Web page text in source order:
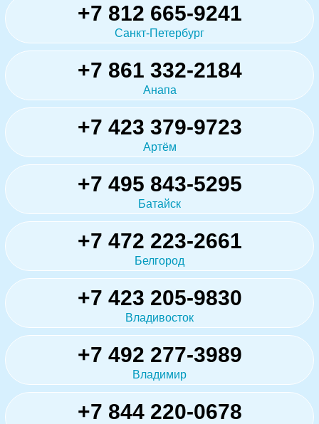
+7 812 665-9241
Санкт-Петербург
+7 861 332-2184
Анапа
+7 423 379-9723
Артём
+7 495 843-5295
Батайск
+7 472 223-2661
Белгород
+7 423 205-9830
Владивосток
+7 492 277-3989
Владимир
+7 844 220-0678